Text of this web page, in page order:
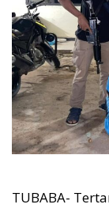
TUBABA-